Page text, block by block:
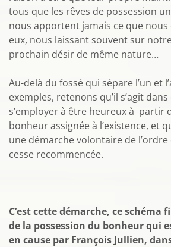
tous que les rêves de possession
nous apportent jamais ce que
eux, nous laissant souvent sur
prochain désir de même nature…
Au-delà du fossé qui sépare l’un et
exemples, retenons qu’il s’agit
s’employer à être heureux à partir
bonheur assignée à l’existence, et
une démarche volontaire de l’ordre
cesse recommencée.
C’est cette démarche, ce schéma
de la possession du bonheur qui
en cause par François Jullien,